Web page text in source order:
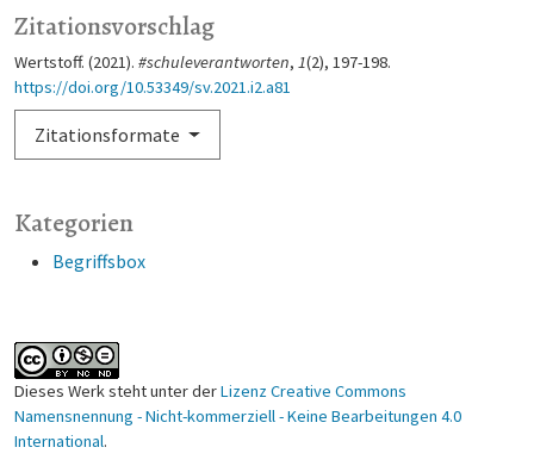
Kategorien
Begriffsbox
Zitationsvorschlag
Wertstoff. (2021). #schuleverantworten, 1(2), 197-198.
https://doi.org/10.53349/sv.2021.i2.a81
Zitationsformate
Dieses Werk steht unter derLizenz Creative Commons
Namensnennung - Nicht-kommerziell - Keine Bearbeitungen 4.0
International.